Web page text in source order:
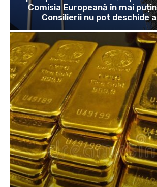
Comisia Europeană în mai
Consilierii nu pot deschide